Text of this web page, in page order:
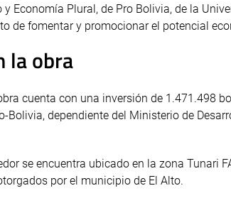
y Economía Plural, de Pro Bolivia, de la
de fomentar y promocionar el potencial
la obra
cuenta con una inversión de 1.471.498
Bolivia, dependiente del Ministerio de
se encuentra ubicado en la zona Tunari
por el municipio de El Alto.